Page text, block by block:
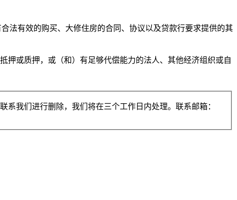
法有效的购买、大修住房的合同、协议以及贷款行要求提供的其
押或质押，或（和）有足够代偿能力的法人、其他经济组织或自
我们进行删除，我们将在三个工作日内处理。联系邮箱：